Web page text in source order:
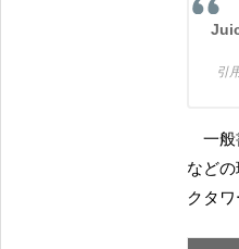
一般書店での取り扱いはなく、e-LineUP！Mall内オデッセー出版オフィシャルショップ／ライブ
など
クタ